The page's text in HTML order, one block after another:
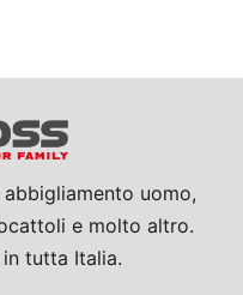
uomo,
e molto altro.
in tutta Italia.